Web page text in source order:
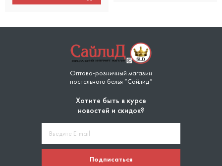
Оптово-розничный магазин
постельного белья “Сайлид”
Хотите быть в курсе
новостей и скидок?
Подписаться